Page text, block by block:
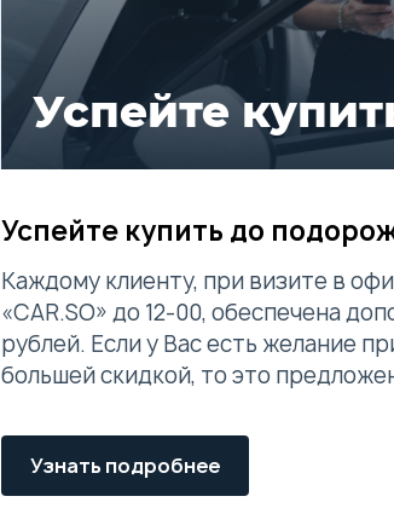
Успейте
Успейте купить до
Каждому клиенту, при визите в
«CAR.SO» до 12-00, обеспечена
рублей. Если у Вас есть желание
большей скидкой, то это
Узнать подробнее